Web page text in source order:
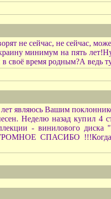
не сейчас, не сейчас,
минимум на пять
своё время родным?А ведь
лет являюсь Вашим
Неделю назад купил 4
- винилового
ОГРОМНОЕ СПАСИБО